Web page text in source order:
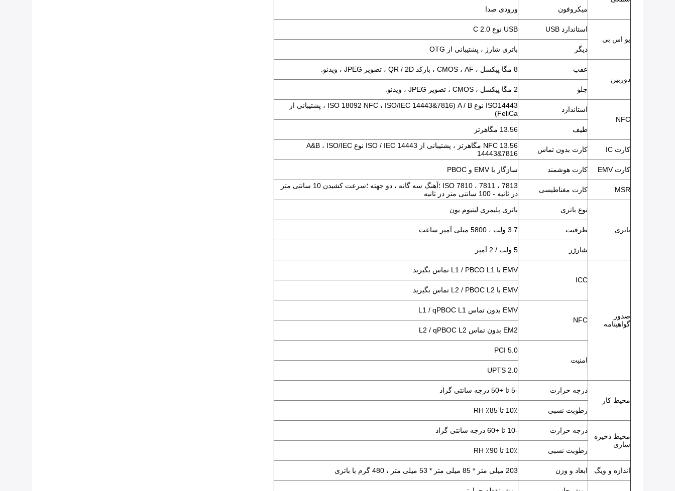
میکروفون ورودی صدا
یو اس بی
استاندارد USB USB نوع C 2.0
دیگر باتری شارژ ، پشتیبانی از OTG
دوربین
عقب 8 مگا پیکسل ، CMOS ، AF ، بارکد QR / 2D ، تصویر JPEG ، ویدئو.
جلو 2 مگا پیکسل ، CMOS ، تصویر JPEG ، ویدئو.
NFC
استاندارد
ISO14443 نوع A / B (ISO 18092 NFC ، ISO/IEC 14443&7816 ، پشتیبانی از
FeliCa)
طیف
13.56 مگاهرتز
کارت IC کارت بدون تماس
NFC 13.56 مگاهرتز ، پشتیبانی از ISO / IEC 14443 نوع A&B ، ISO/IEC
14443&7816
کارت EMV
کارت هوشمند سازگار با EMV و PBOC
MSR کارت مغناطیسی
ISO 7810 ، 7811 ، 7813 ؛آهنگ سه گانه ، دو جهته ؛سرعت کشیدن 10 سانتی متر
در ثانیه - 100 سانتی متر در ثانیه
باتری
نوع باتری باتری پلیمری لیتیوم یون
ظرفیت 3.7 ولت ، 5800 میلی آمپر ساعت
شارژر 5 ولت / 2 آمپر
صدور
گواهینامه
ICC
EMV با L1 / PBCO L1 تماس بگیرید
EMV با L2 / PBOC L2 تماس بگیرید
NFC
EMV بدون تماس L1 / qPBOC L1
EM2 بدون تماس L2 / qPBOC L2
امنیت
PCI 5.0
UPTS 2.0
محیط کار
درجه حرارت -5 تا +50 درجه سانتی گراد
رطوبت نسبی 10٪ تا 85٪ RH
محیط ذخیره
سازی
درجه حرارت -10 تا +60 درجه سانتی گراد
رطوبت نسبی 10٪ تا 90٪ RH
اندازه و ویگ ابعاد و وزن 203 میلی متر * 85 میلی متر * 53 میلی متر ، 480 گرم با باتری